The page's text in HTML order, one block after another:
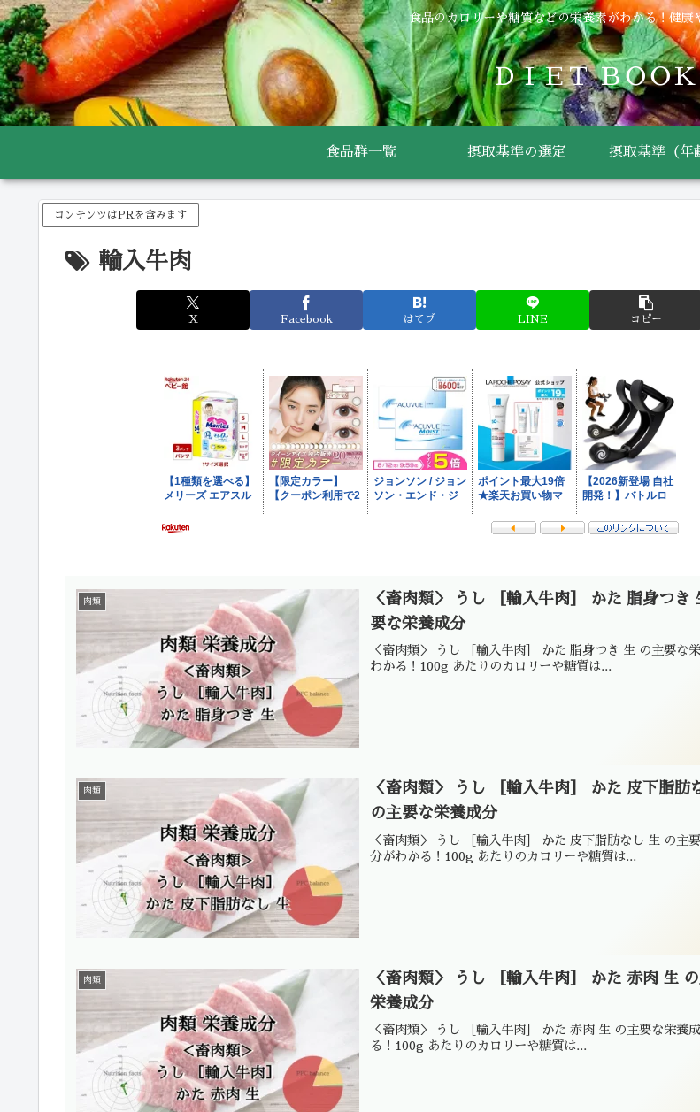
食品のカロリーや糖質などの栄養素がわかる！健康
ＤＩＥＴ ＢＯＯＫ
食品群一覧 摂取基準の選定 摂取基準（年
コンテンツはPRを含みます
輸入牛肉
X Facebook はてブ LINE コピー
肉類
＜畜肉類＞ うし ［輸入牛肉］ かた 脂身つき
要な栄養成分
＜畜肉類＞ うし ［輸入牛肉］ かた 脂身つき 生 の主要な
わかる！100g あたりのカロリーや糖質は...
肉類
＜畜肉類＞ うし ［輸入牛肉］ かた 皮下脂肪
の主要な栄養成分
＜畜肉類＞ うし ［輸入牛肉］ かた 皮下脂肪なし 生 の主
分がわかる！100g あたりのカロリーや糖質は...
肉類
＜畜肉類＞ うし ［輸入牛肉］ かた 赤肉 生
栄養成分
＜畜肉類＞ うし ［輸入牛肉］ かた 赤肉 生 の主要な栄養
る！100g あたりのカロリーや糖質は...